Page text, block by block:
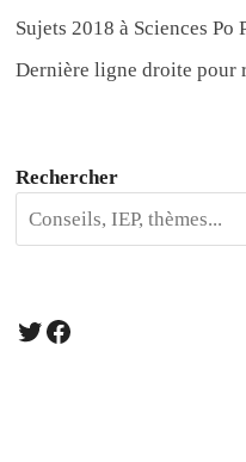
Sujets 2018 à Sciences Po
Dernière ligne droite pour
Rechercher
Twitter
Facebook